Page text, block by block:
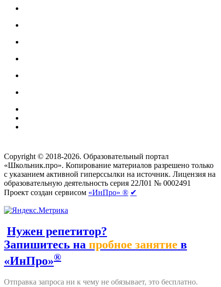
Copyright © 2018-2026. Образовательный портал
«Школьник.про». Копирование материалов разрешено только
с указанием активной гиперссылки на источник. Лицензия на
образовательную деятельность серия 22Л01 № 0002491
Проект создан сервисом «ИнПро» ® ✔
Нужен репетитор?
Запишитесь на пробное занятие в
«ИнПро»®
Отправка запроса ни к чему не обязывает, это бесплатно.